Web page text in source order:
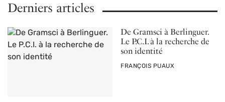
Derniers articles
De Gramsci à Berlinguer.
Le P.C.I. à la recherche de
son identité
PAR
FRANÇOIS PUAUX